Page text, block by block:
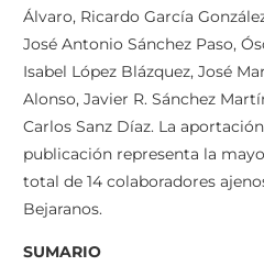
Álvaro, Ricardo García
José Antonio Sánchez Paso,
Isabel López Blázquez, José
Alonso, Javier R. Sánchez
Carlos Sanz Díaz. La
publicación representa la
total de 14 colaboradores
Bejaranos.
SUMARIO